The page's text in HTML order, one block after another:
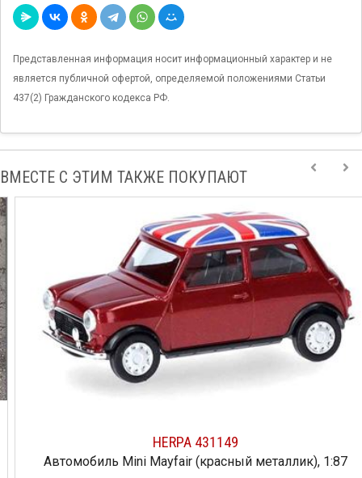
Представленная информация носит информационный характер и не
является публичной офертой, определяемой положениями Статьи
437(2) Гражданского кодекса РФ.
ВМЕСТЕ С ЭТИМ ТАКЖЕ ПОКУПАЮТ
HERPA 431149
Автомобиль Mini Mayfair (красный металлик), 1:87